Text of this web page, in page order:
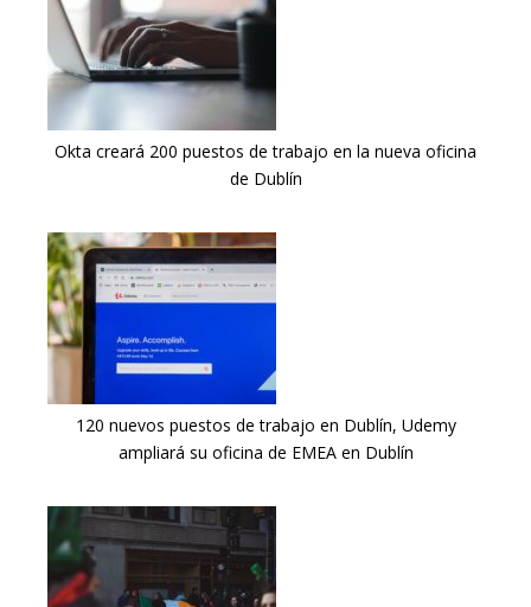
Okta creará 200 puestos de trabajo en la nueva oficina
de Dublín
120 nuevos puestos de trabajo en Dublín, Udemy
ampliará su oficina de EMEA en Dublín